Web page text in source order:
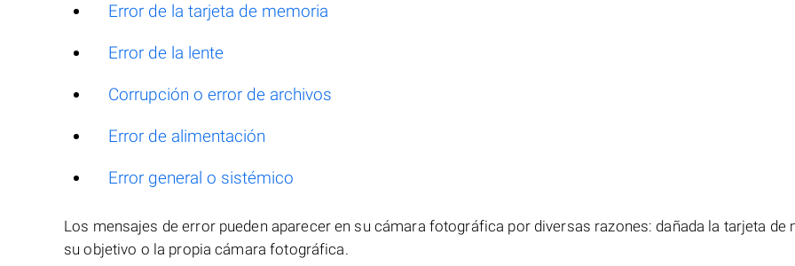
Error de la tarjeta de memoria
Error de la lente
Corrupción o error de archivos
Error de alimentación
Error general o sistémico
Los mensajes de error pueden aparecer en su cámara fotográfica por diversas razones: dañada la tarjeta de
su objetivo o la propia cámara fotográfica.